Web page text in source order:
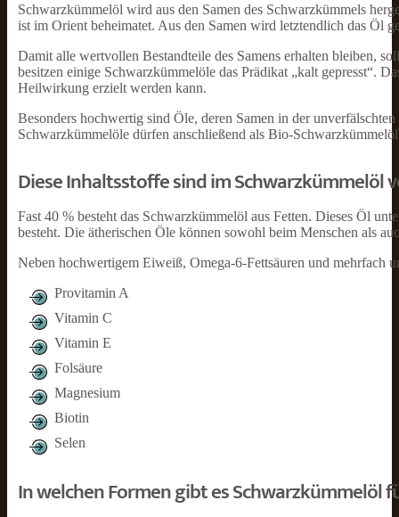
Schwarzkümmelöl wird aus den Samen des Schwarzkümmels
ist im Orient beheimatet. Aus den Samen wird letztendlich das Öl
Damit alle wertvollen Bestandteile des Samens erhalten bleiben,
besitzen einige Schwarzkümmelöle das Prädikat „kalt gepresst“.
Heilwirkung erzielt werden kann.
Besonders hochwertig sind Öle, deren Samen in der
Schwarzkümmelöle dürfen anschließend als Bio-
Diese Inhaltsstoffe sind im Schwarzkümmelöl
Fast 40 % besteht das Schwarzkümmelöl aus Fetten. Dieses Öl
besteht. Die ätherischen Öle können sowohl beim Menschen als
Neben hochwertigem Eiweiß, Omega-6-Fettsäuren und mehrfach
Provitamin A
Vitamin C
Vitamin E
Folsäure
Magnesium
Biotin
Selen
In welchen Formen gibt es Schwarzkümmelöl